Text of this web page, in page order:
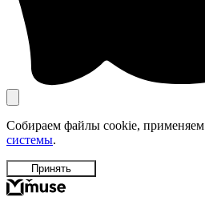
Собираем файлы cookie, применяем
системы.
Принять